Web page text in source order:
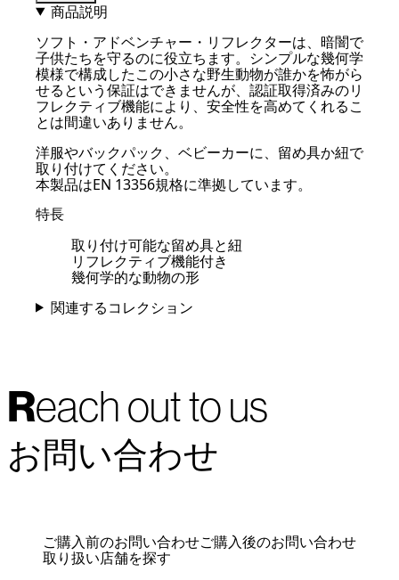
商品説明
ソフト・アドベンチャー・リフレクターは、暗闇で
子供たちを守るのに役立ちます。シンプルな幾何学
模様で構成したこの小さな野生動物が誰かを怖がら
せるという保証はできませんが、認証取得済みのリ
フレクティブ機能により、安全性を高めてくれるこ
とは間違いありません。
洋服やバックパック、ベビーカーに、留め具か紐で
取り付けてください。
本製品はEN 13356規格に準拠しています。
特長
取り付け可能な留め具と紐
リフレクティブ機能付き
幾何学的な動物の形
関連するコレクション
Reach out to us
お問い合わせ
ご購入前のお問い合わせご購入後のお問い合わせ
取り扱い店舗を探す